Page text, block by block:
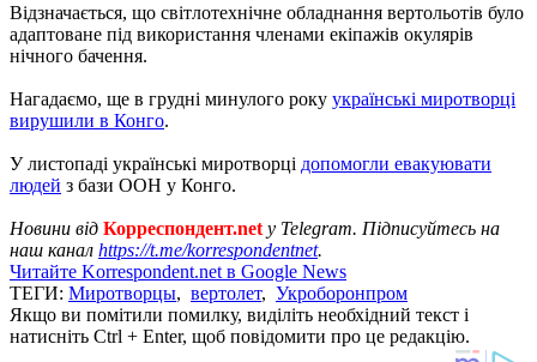
Відзначається, що світлотехнічне обладнання вертольотів було
адаптоване під використання членами екіпажів окулярів
нічного бачення.
Нагадаємо, ще в грудні минулого року українські миротворці
вирушили в Конго.
У листопаді українські миротворці допомогли евакуювати
людей з бази ООН у Конго.
Новини від Корреспондент.net у Telegram. Підписуйтесь на
наш канал https://t.me/korrespondentnet.
Читайте Korrespondent.net в Google News
ТЕГИ: Миротворцы, вертолет, Укроборонпром
Якщо ви помітили помилку, виділіть необхідний текст і
натисніть Ctrl + Enter, щоб повідомити про це редакцію.